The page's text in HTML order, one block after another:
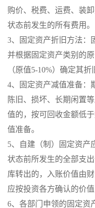
购价、税费、运费、装
状态前发生的所有费用。
3、固定资产折旧方法：
并根据固定资产类别的
（原值5-10%）确定其折
4、固定资产减值准备：
陈旧、损坏、长期闲置
值的，按可回收金额低
值准备。
5、自建（制）固定资产
状态前所发生的全部支
库转出的，入账价值由
应按投资各方确认的价
6、各部门申领的固定资